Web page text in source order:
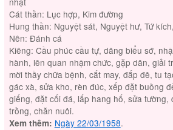
Cát thần: Lục hợp, Kim đường
Hung thần: Nguyệt sát, Nguyệt hư, Tứ
Nên: Đánh cá
Kiêng: Cầu phúc cầu tự, dâng biểu sớ,
hành, lên quan nhậm chức, gặp dân, giải
mời thầy chữa bệnh, cắt may, đắp đê, tu
gác xà, sửa kho, rèn đúc, xếp đặt buồng
giếng, đặt cối đá, lấp hang hố, sửa tường,
trồng, chăn nuôi.
Xem thêm: Ngày 22/03/1958.